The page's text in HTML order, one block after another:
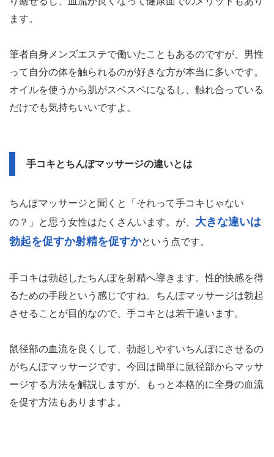
ます。
筆者自身メンズエステで働いたこともあるのですが、男性
って自分の体を触られるのが好きな方が本当に多いです。
オイルを使うから肌がスベスベになるし、触れ合っている
だけでも気持ちいいですよ。
手コキとちんぽマッサージの違いとは
ちんぽマッサージと聞くと「それって手コキじゃない
の？」と思う女性はたくさんいます。が、 大きな違いは
勃起を促すか射精を促すかという点です。
手コキは勃起したちんぽを射精へ導きます。性的快感を得
るための手段という感じですね。ちんぽマッサージは勃起
させることが目的なので、手コキとは若干違います。
鼠径部の血流を良くして、勃起しやすいちんぽにさせるの
がちんぽマッサージです。今回は簡単に鼠径部からマッサ
ージする方法を解説しますが、もっと本格的に全身の血流
を促す方法もありますよ。